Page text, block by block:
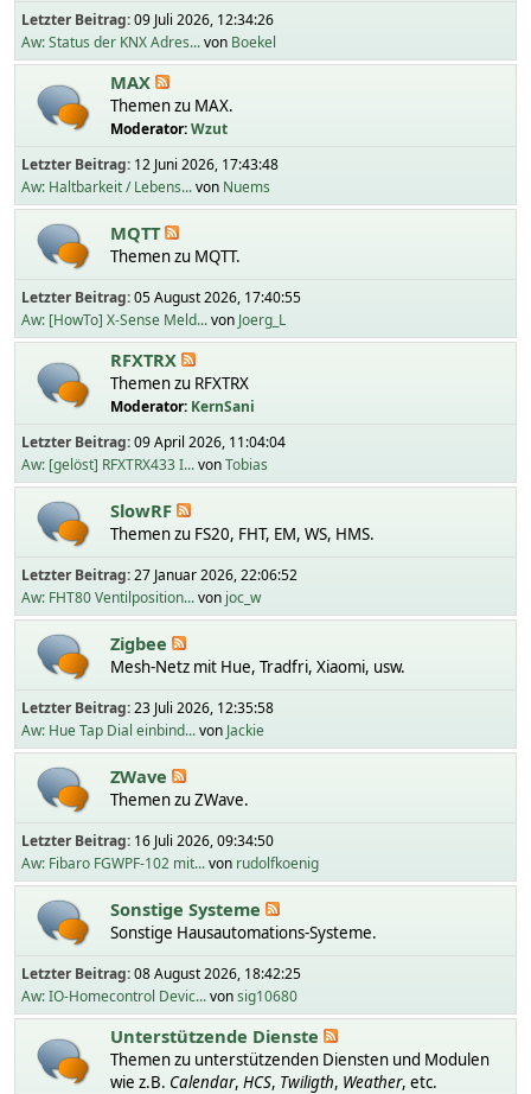
Letzter Beitrag:09 Juli 2026, 12:34:26
Aw: Status der KNX Adres...von Boekel
MAX
Themen zu MAX.
Moderator:Wzut
Letzter Beitrag: 12 Juni 2026, 17:43:48
Aw: Haltbarkeit / Lebens...von Nuems
MQTT
Themen zu MQTT.
Letzter Beitrag:05 August 2026, 17:40:55
Aw: [HowTo] X-Sense Meld...von Joerg_L
RFXTRX
Themen zu RFXTRX
Moderator: KernSani
Letzter Beitrag:09 April 2026, 11:04:04
Aw: [gelöst] RFXTRX433 I...vonTobias
SlowRF
Themen zu FS20, FHT, EM, WS, HMS.
Letzter Beitrag:27 Januar 2026, 22:06:52
Aw: FHT80 Ventilposition...von joc_w
Zigbee
Mesh-Netz mit Hue, Tradfri, Xiaomi, usw.
Letzter Beitrag:23 Juli 2026, 12:35:58
Aw: Hue Tap Dial einbind...von Jackie
ZWave
Themen zu ZWave.
Letzter Beitrag: 16 Juli 2026, 09:34:50
Aw: Fibaro FGWPF-102 mit...von rudolfkoenig
Sonstige Systeme
Sonstige Hausautomations-Systeme.
Letzter Beitrag:08 August 2026, 18:42:25
Aw: IO-Homecontrol Devic...vonsig10680
Unterstützende Dienste
Themen zu unterstützenden Diensten und Modulen
wie z.B. Calendar, HCS, Twiligth, Weather, etc.